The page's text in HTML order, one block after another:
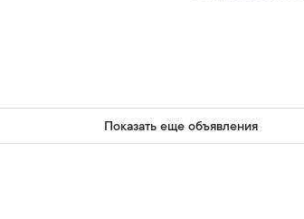
Показать еще объявления